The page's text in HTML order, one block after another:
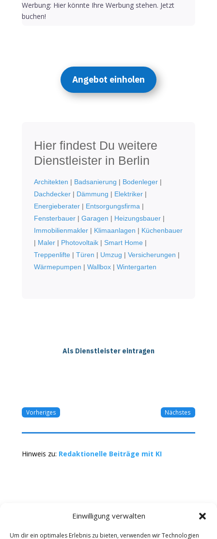
Einwilligung verwalten
Um dir ein optimales Erlebnis zu bieten, verwenden wir Technologien
Werbung: Hier könnte Ihre Werbung stehen. Jetzt
buchen!
Angebot einholen
Hier findest Du weitere
Dienstleister in Berlin
Architekten | Badsanierung | Bodenleger|
Dachdecker| Dämmung | Elektriker|
Energieberater| Entsorgungsfirma|
Fensterbauer| Garagen | Heizungsbauer|
Immobilienmakler| Klimaanlagen | Küchenbauer
| Maler| Photovoltaik| Smart Home|
Treppenlifte| Türen | Umzug | Versicherungen |
Wärmepumpen | Wallbox| Wintergarten
Als Dienstleister eintragen
Vorheriges Nächstes
Hinweis zu: Redaktionelle Beiträge mit KI